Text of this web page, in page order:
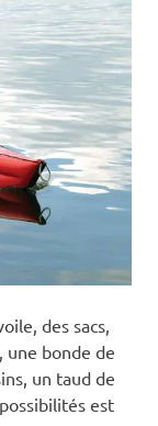
des sacs,
une bonde de
un taud de
est